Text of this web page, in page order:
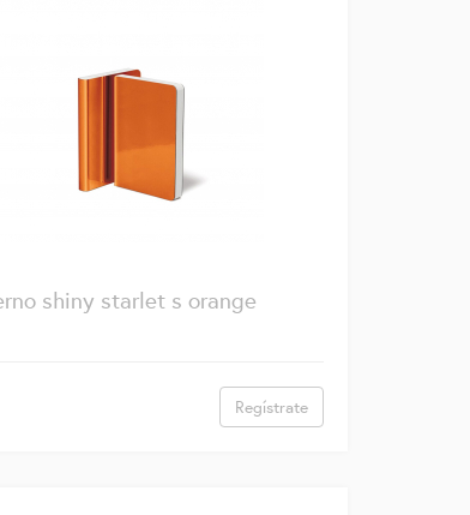
shiny starlet s orange
Regístrate